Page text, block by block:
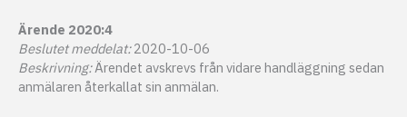
Ärende 2020:4
Beslutet meddelat:2020-10-06
Beskrivning:Ärendet avskrevs från vidare handläggning sedan
anmälaren återkallat sin anmälan.